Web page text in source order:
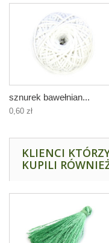
sznurek bawełnian...
0,60 zł
KLIENCI
KUPILI